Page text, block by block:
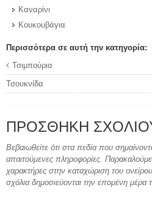
Καναρίνι
Κουκουβάγια
Περισσότερα σε αυτή την κατηγορία:
Τσιμπούρια
Τσουκνίδα
ΠΡΟΣΘΉΚΗ
Βεβαιωθείτε ότι στα πεδία που
απαιτούμενες πληροφορίες.
χαρακτήρες στην καταχώριση του
σχόλια δημοσιεύονται την επομένη μέρα